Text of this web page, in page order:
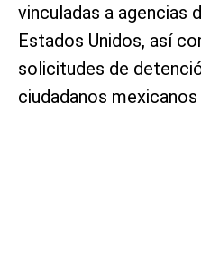
vinculadas a agencias
Estados Unidos, así
solicitudes de
ciudadanos mexicanos